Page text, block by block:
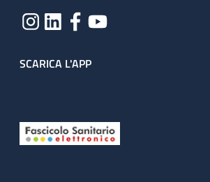
SCARICA L'APP